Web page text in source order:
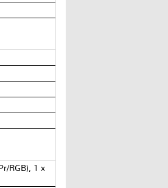
RGB), 1 x